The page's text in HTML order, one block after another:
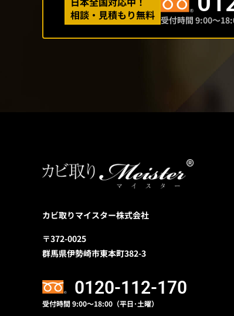
相談・見積もり無料 受付時間 9:00〜
カビ取りマイスター株式会社
〒372-0025
群馬県伊勢崎市東本町382-3
0120-112-170
受付時間 9:00〜18:00（平日･土曜）